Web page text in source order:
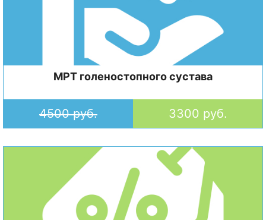
МРТ голеностопного сустава
4500 руб. 3300 руб.